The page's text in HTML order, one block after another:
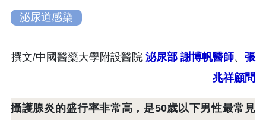
泌尿道感染
撰文/中國醫藥大學附設醫院 泌尿部 謝博帆醫師、 張
兆祥顧問
攝護腺炎的盛行率非常高，是50歲以下男性最常見